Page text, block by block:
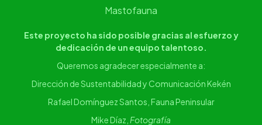
Mastofauna
Este proyecto ha sido posible gracias al esfuerzo y
dedicación de un equipo talentoso.
Queremos agradecer especialmente a:
Dirección de Sustentabilidad y Comunicación Kekén
Rafael Domínguez Santos, Fauna Peninsular
Mike Díaz, Fotografía